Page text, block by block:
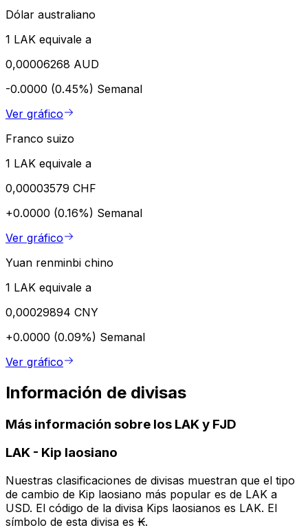
Dólar australiano
1 LAK equivale a
0,00006268 AUD
-0.0000 (0.45%) Semanal
Ver gráfico
Franco suizo
1 LAK equivale a
0,00003579 CHF
+0.0000 (0.16%) Semanal
Ver gráfico
Yuan renminbi chino
1 LAK equivale a
0,00029894 CNY
+0.0000 (0.09%) Semanal
Ver gráfico
Información de divisas
Más información sobre los LAK y FJD
LAK - Kip laosiano
Nuestras clasificaciones de divisas muestran que el tipo
de cambio de Kip laosiano más popular es de LAK a
USD. El código de la divisa Kips laosianos es LAK. El
símbolo de esta divisa es ₭.